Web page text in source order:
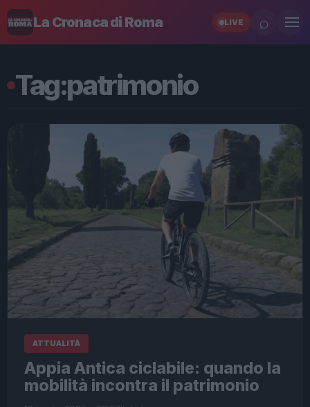
La Cronaca di Roma LIVE ⌕
Tag:patrimonio
ATTUALITÀ
Appia Antica ciclabile: quando la
mobilità incontra il patrimonio